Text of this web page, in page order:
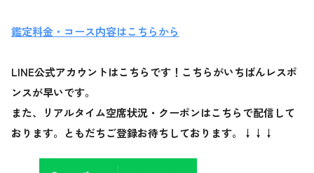
鑑定料金・コース内容はこちらから
LINE公式アカウントはこちらです！こちらがいちばんレスポ
ンスが早いです。
また、リアルタイム空席状況・クーポンはこちらで配信して
おります。ともだちご登録お待ちしております。↓↓↓